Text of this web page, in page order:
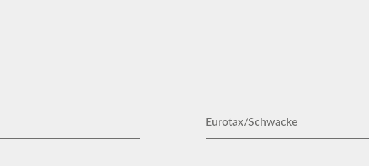
Eurotax/Schwacke